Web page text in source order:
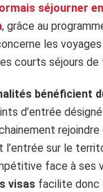
séjourner
, grâce au
les
courts séjours de
bénéficient
d’entrée
l’entrée sur le
face à ses
visas facilite donc